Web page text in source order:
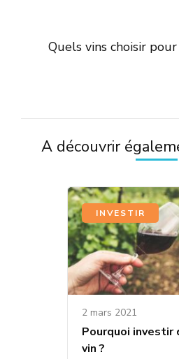
Quels vins choisir
A découvrir
INVESTIR
2 mars 2021
Pourquoi investir
vin ?